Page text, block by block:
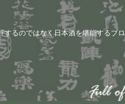
するのではなく日本酒を堪能するブ